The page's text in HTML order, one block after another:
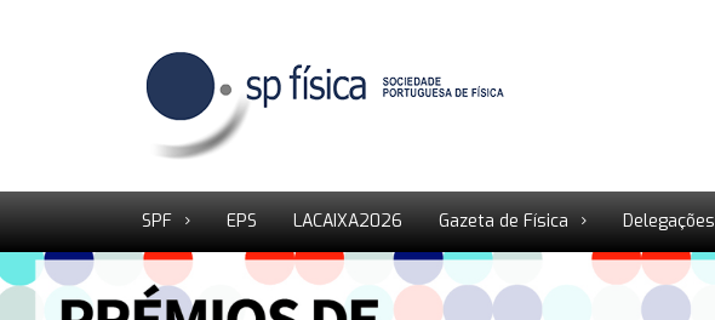
SPF EPS LACAIXA2026 Gazeta de Física Delegações